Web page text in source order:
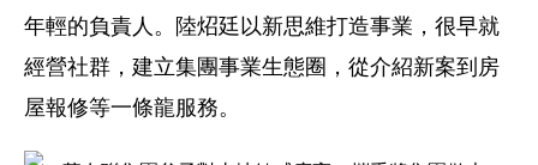
年輕的負責人。陸炤廷以新思維打造事業，很早就
經營社群，建立集團事業生態圈，從介紹新案到房
屋報修等一條龍服務。